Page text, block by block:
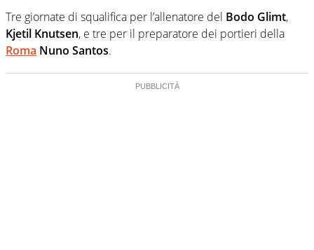
Tre giornate di squalifica per l’allenatore del Bodo Glimt,
Kjetil Knutsen, e tre per il preparatore dei portieri della
Roma Nuno Santos.